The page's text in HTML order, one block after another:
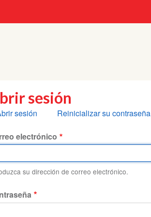
sesión
sesión Reinicializar su contraseña
electrónico
su dirección de correo electrónico.